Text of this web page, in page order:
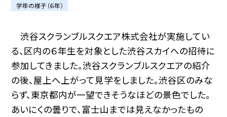
学年の様子（６年）
渋谷スクランブルスクエア株式会社が実施してい
る、区内の６年生を対象とした渋谷スカイへの招待に
参加してきました。渋谷スクランブルスクエアの紹介
の後、屋上へ上がって見学をしました。渋谷区のみな
らず、東京都内が一望できそうなほどの景色でした。
あいにくの曇りで、富士山までは見えなかったもの